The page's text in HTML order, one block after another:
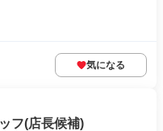
気になる
フ(店長候補)